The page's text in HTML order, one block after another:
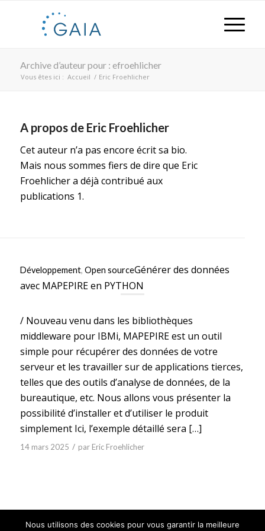
Archive d’auteur pour : efroehlicher
Vous êtes ici : Accueil / Eric Froehlicher
A propos de Eric Froehlicher
Cet auteur n’a pas encore écrit sa bio.
Mais nous sommes fiers de dire que Eric
Froehlichera déjà contribué aux
publications 1.
Développement, Open sourceGénérer des données
avec MAPEPIRE en PYTHON
/ Nouveau venu dans les bibliothèques
middleware pour IBMi, MAPEPIRE est un outil
simple pour récupérer des données de votre
serveur et les travailler sur de applications tierces,
telles que des outils d’analyse de données, de la
bureautique, etc. Nous allons vous présenter la
possibilité d’installer et d’utiliser le produit
simplement Ici, l’exemple détaillé sera […]
14 mars 2025 / par Eric Froehlicher
Nous utilisons des cookies pour vous garantir la meilleure